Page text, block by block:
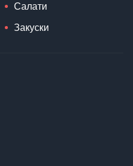
Салати
Закуски